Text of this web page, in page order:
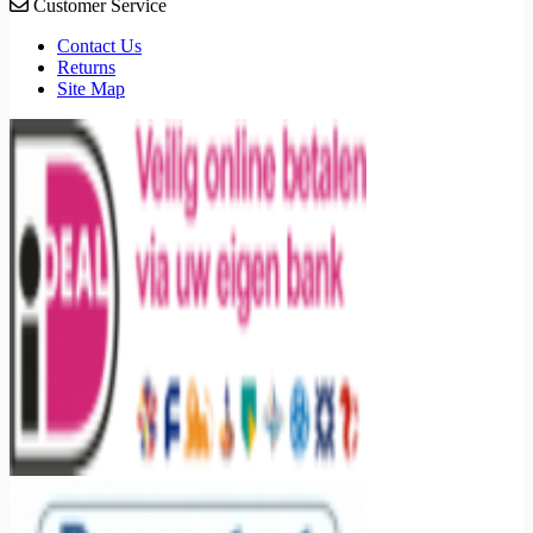
Customer Service
Contact Us
Returns
Site Map